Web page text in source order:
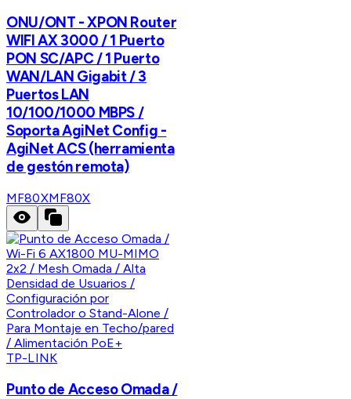
ONU/ONT - XPON Router
WIFI AX 3000 / 1 Puerto
PON SC/APC / 1 Puerto
WAN/LAN Gigabit / 3
Puertos LAN
10/100/1000 MBPS /
Soporta AgiNet Config -
AgiNet ACS (herramienta
de gestón remota)
MF80XMF80X
TP-LINK
Punto de Acceso Omada /